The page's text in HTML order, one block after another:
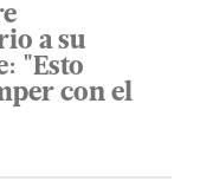
a su
"Esto
con el